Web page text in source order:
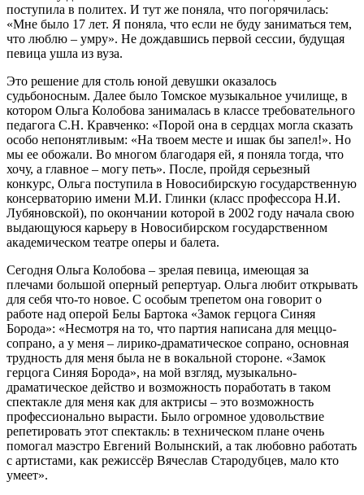
поступила в политех. И тут же поняла, что погорячилась:
«Мне было 17 лет. Я поняла, что если не буду заниматься тем,
что люблю – умру». Не дождавшись первой сессии, будущая
певица ушла из вуза.
Это решение для столь юной девушки оказалось
судьбоносным. Далее было Томское музыкальное училище, в
котором Ольга Колобова занималась в классе требовательного
педагога С.Н. Кравченко: «Порой она в сердцах могла сказать
особо непонятливым: «На твоем месте и ишак бы запел!». Но
мы ее обожали. Во многом благодаря ей, я поняла тогда, что
хочу, а главное – могу петь». После, пройдя серьезный
конкурс, Ольга поступила в Новосибирскую государственную
консерваторию имени М.И. Глинки (класс профессора Н.И.
Лубяновской), по окончании которой в 2002 году начала свою
выдающуюся карьеру в Новосибирском государственном
академическом театре оперы и балета.
Сегодня Ольга Колобова – зрелая певица, имеющая за
плечами большой оперный репертуар. Ольга любит открывать
для себя что-то новое. С особым трепетом она говорит о
работе над оперой Белы Бартока «Замок герцога Синяя
Борода»: «Несмотря на то, что партия написана для меццо-
сопрано, а у меня – лирико-драматическое сопрано, основная
трудность для меня была не в вокальной стороне. «Замок
герцога Синяя Борода», на мой взгляд, музыкально-
драматическое действо и возможность поработать в таком
спектакле для меня как для актрисы – это возможность
профессионально вырасти. Было огромное удовольствие
репетировать этот спектакль: в техническом плане очень
помогал маэстро Евгений Волынский, а так любовно работать
с артистами, как режиссёр Вячеслав Стародубцев, мало кто
умеет».